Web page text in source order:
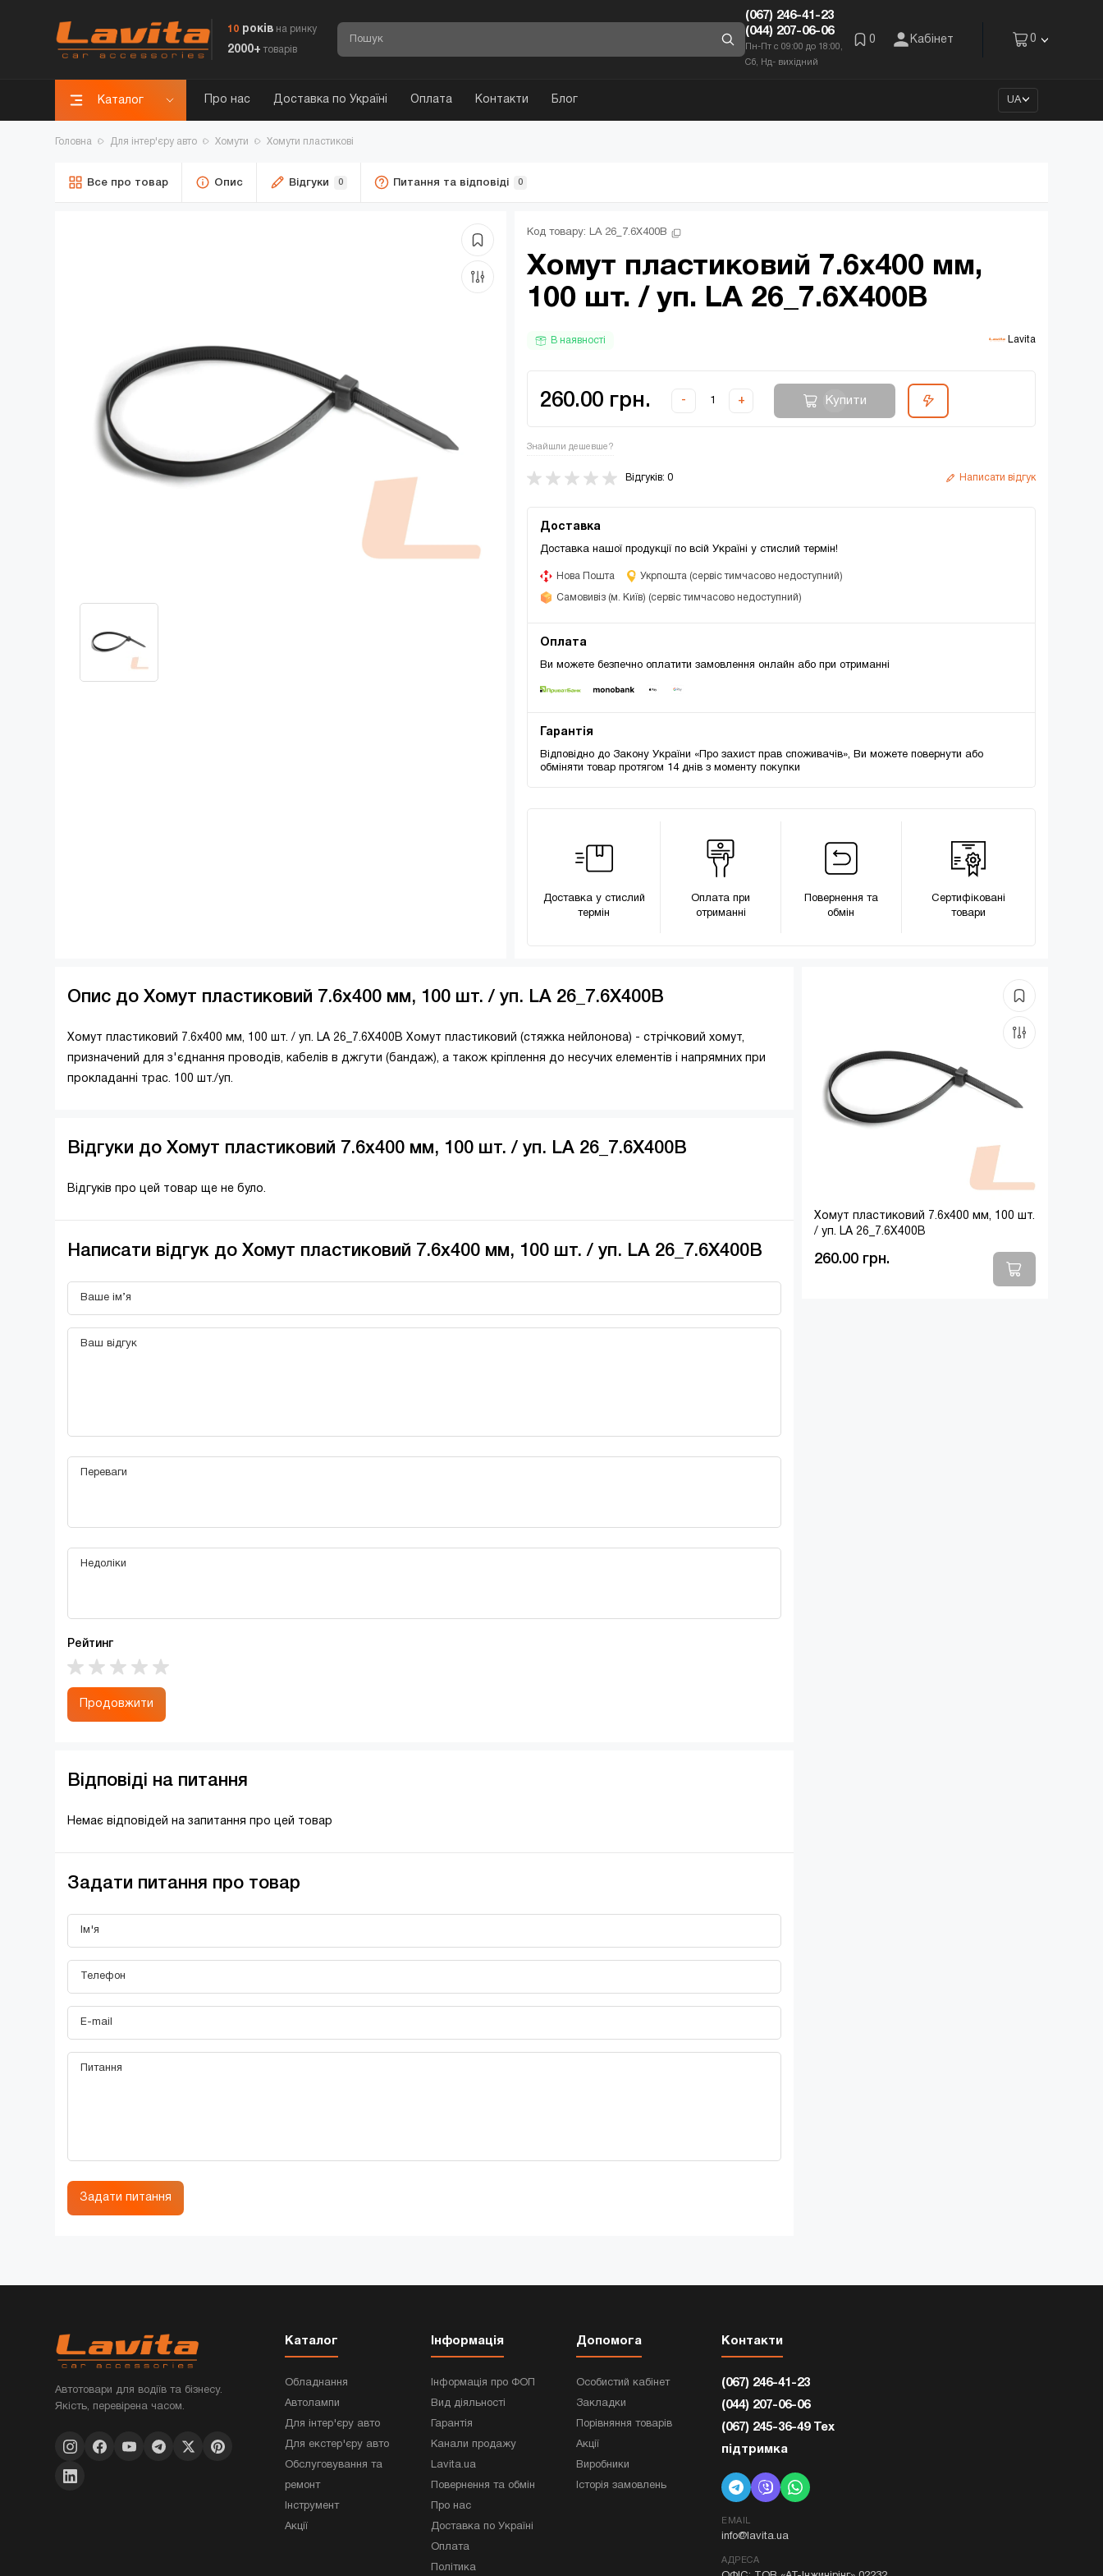
10 років на ринку
2000+ товарів
(067) 246-41-23
(044) 207-06-06
Пн-Пт с 09:00 до 18:00,
Сб, Нд- вихідний
0 Кабінет 0
Каталог Про нас Доставка по Україні Оплата Контакти Блог UA
Головна Для інтер'єру авто Хомути Хомути пластикові
Все про товар Опис Відгуки 0 Питання та відповіді 0
Код товару: LA 26_7.6X400B
Хомут пластиковий 7.6х400 мм,
100 шт. / уп. LA 26_7.6X400B
В наявності Lavita
260.00 грн. - + Купити
Знайшли дешевше?
Відгуків: 0 Написати відгук
Доставка
Доставка нашої продукції по всій Україні у стислий термін!
Нова Пошта Укрпошта (сервіс тимчасово недоступний)
Самовивіз (м. Київ) (сервіс тимчасово недоступний)
Оплата
Ви можете безпечно оплатити замовлення онлайн або при отриманні
Гарантія
Відповідно до Закону України «Про захист прав споживачів», Ви можете повернути або
обміняти товар протягом 14 днів з моменту покупки
Доставка у стислий
термін
Оплата при
отриманні
Повернення та
обмін
Сертифіковані
товари
Опис до Хомут пластиковий 7.6х400 мм, 100 шт. / уп. LA 26_7.6X400B
Хомут пластиковий 7.6х400 мм, 100 шт. / уп. LA 26_7.6X400B Хомут пластиковий (стяжка нейлонова) - стрічковий хомут,
призначений для з'єднання проводів, кабелів в джгути (бандаж), а також кріплення до несучих елементів і напрямних при
прокладанні трас. 100 шт./уп.
Відгуки до Хомут пластиковий 7.6х400 мм, 100 шт. / уп. LA 26_7.6X400B
Відгуків про цей товар ще не було.
Написати відгук до Хомут пластиковий 7.6х400 мм, 100 шт. / уп. LA 26_7.6X400B
Рейтинг
Продовжити
Відповіді на питання
Немає відповідей на запитання про цей товар
Задати питання про товар
Задати питання
Хомут пластиковий 7.6х400 мм, 100 шт.
/ уп. LA 26_7.6X400B
260.00 грн.
Автотовари для водіїв та бізнесу.
Якість, перевірена часом.
Каталог
Обладнання
Автолампи
Для інтер'єру авто
Для екстер'єру авто
Обслуговування та
ремонт
Інструмент
Акції
Інформація
Інформація про ФОП
Вид діяльності
Гарантія
Канали продажу
Lavita.ua
Повернення та обмін
Про нас
Доставка по Україні
Оплата
Політика
Допомога
Особистий кабінет
Закладки
Порівняння товарів
Акції
Виробники
Історія замовлень
Контакти
(067) 246-41-23
(044) 207-06-06
(067) 245-36-49 Тех
підтримка
EMAIL
info@lavita.ua
АДРЕСА